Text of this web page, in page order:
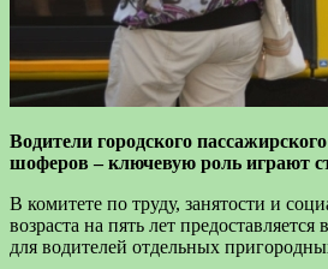
Водители городского
шоферов – ключевую роль играют
В комитете по труду, занятости и
возраста на пять лет
для водителей отдельных